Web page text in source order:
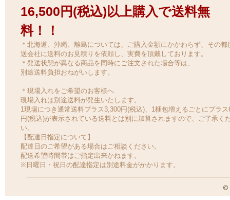
16,500円(税込)以上購入で送料無
料！！
＊北海道、沖縄、離島については、ご購入金額にかかわらず、その都
送会社に送料のお見積りを依頼し、実費を頂戴しております。
＊発送状態が異なる商品を同時にご注文された場合等は、
別途送料負担おねがいします。
＊現場入れをご希望のお客様へ
現場入れは別途送料が発生いたします。
1現場につき通常送料プラス3,300円(税込)、1梱包増えるごとにプラス
円(税込)が表示されている送料とは別に加算されますので、ご了承く
い。
【配達日指定について】
配達日のご希望がある場合はご相談ください。
配送希望時間帯はご指定出来かねます。
※日曜日・祝日の配達指定は別途料金がかかります。